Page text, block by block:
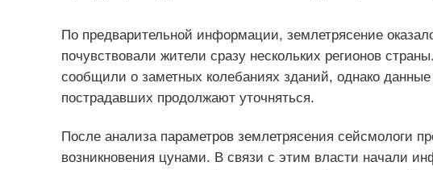
По предварительной информации, землетрясение
почувствовали жители сразу нескольких регионов
сообщили о заметных колебаниях зданий, однако
пострадавших продолжают уточняться.
После анализа параметров землетрясения сейсмологи
возникновения цунами. В связи с этим власти начали